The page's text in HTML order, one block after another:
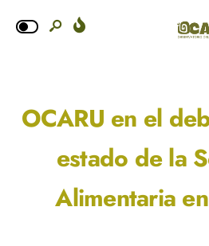
OCARU en el
estado de la
Alimentaria